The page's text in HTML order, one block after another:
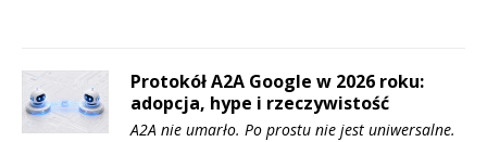
Protokół A2A Google w 2026 roku:
adopcja, hype i rzeczywistość
A2A nie umarło. Po prostu nie jest uniwersalne.